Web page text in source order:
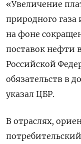
«Увеличение
природного
на фоне
поставок нефти
Российской
обязательств в
указал ЦБР.
В отраслях,